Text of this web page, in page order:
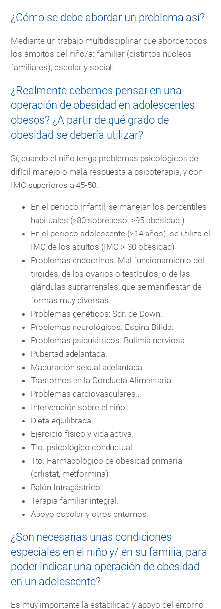
¿Cómo se debe abordar un problema así?
Mediante un trabajo multidisciplinar que aborde todos
los ámbitos del niño/a: familiar (distintos núcleos
familiares), escolar y social.
¿Realmente debemos pensar en una
operación de obesidad en adolescentes
obesos? ¿A partir de qué grado de
obesidad se debería utilizar?
Sí, cuando el niño tenga problemas psicológicos de
difícil manejo o mala respuesta a psicoterapia, y con
IMC superiores a 45-50.
En el periodo infantil, se manejan los percentiles
habituales (>80 sobrepeso, >95 obesidad )
En el periodo adolescente (>14 años), se utiliza el
IMC de los adultos (IMC > 30 obesidad)
Problemas endocrinos: Mal funcionamiento del
tiroides, de los ovarios o testículos, o de las
glándulas suprarrenales, que se manifiestan de
formas muy diversas.
Problemas genéticos: Sdr. de Down.
Problemas neurológicos: Espina Bífida.
Problemas psiquiátricos: Bulimia nerviosa.
Pubertad adelantada.
Maduración sexual adelantada.
Trastornos en la Conducta Alimentaria.
Problemas cardiovasculares…
Intervención sobre el niño:
Dieta equilibrada.
Ejercicio físico y vida activa.
Tto. psicológico conductual.
Tto. Farmacológico de obesidad primaria
(orlistat, metformina)
Balón Intragástrico.
Terapia familiar integral.
Apoyo escolar y otros entornos.
¿Son necesarias unas condiciones
especiales en el niño y/ en su familia, para
poder indicar una operación de obesidad
en un adolescente?
Es muy importante la estabilidad y apoyo del entorno